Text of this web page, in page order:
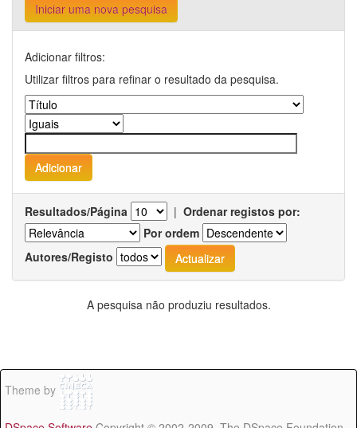
Iniciar uma nova pesquisa
Adicionar filtros:
Utilizar filtros para refinar o resultado da pesquisa.
Resultados/Página | Ordenar registos por:
Por ordem
Autores/Registo
A pesquisa não produziu resultados.
Theme by